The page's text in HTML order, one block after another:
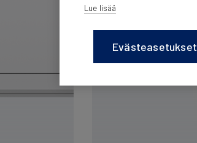
Lue lisää
Evästeasetukset